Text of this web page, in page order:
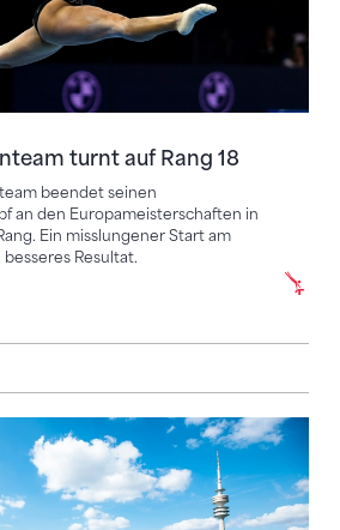
turnt auf Rang 18
beendet seinen
an den Europameisterschaften in
Ein misslungener Start am
Resultat.
Kunstturn-Team in München am